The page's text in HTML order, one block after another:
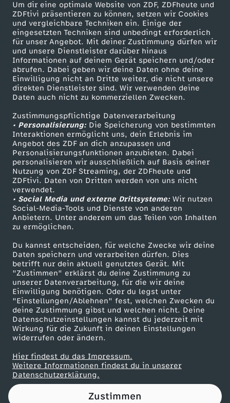
Um dir eine optimale Website von ZDF, ZDFheute und
ZDFtivi präsentieren zu können, setzen wir Cookies
und vergleichbare Techniken ein. Einige der
eingesetzten Techniken sind unbedingt erforderlich
für unser Angebot. Mit deiner Zustimmung dürfen wir
und unsere Dienstleister darüber hinaus
Informationen auf deinem Gerät speichern und/oder
abrufen. Dabei geben wir deine Daten ohne deine
Einwilligung nicht an Dritte weiter, die nicht unsere
direkten Dienstleister sind. Wir verwenden deine
Daten auch nicht zu kommerziellen Zwecken.
Zustimmungspflichtige Datenverarbeitung
• Personalisierung:Die Speicherung von bestimmten
Interaktionen ermöglicht uns, dein Erlebnis im
Angebot des ZDF an dich anzupassen und
Personalisierungsfunktionen anzubieten. Dabei
personalisieren wir ausschließlich auf Basis deiner
Nutzung von ZDF Streaming, der ZDFheute und
ZDFtivi. Daten von Dritten werden von uns nicht
verwendet.
• Social Media und externe Drittsysteme:Wir nutzen
Social-Media-Tools und Dienste von anderen
Anbietern. Unter anderem um das Teilen von Inhalten
zu ermöglichen.
Du kannst entscheiden, für welche Zwecke wir deine
Daten speichern und verarbeiten dürfen. Dies
betrifft nur dein aktuell genutztes Gerät. Mit
"Zustimmen" erklärst du deine Zustimmung zu
unserer Datenverarbeitung, für die wir deine
Einwilligung benötigen. Oder du legst unter
"Einstellungen/Ablehnen" fest, welchen Zwecken du
deine Zustimmung gibst und welchen nicht. Deine
Datenschutzeinstellungen kannst du jederzeit mit
Wirkung für die Zukunft in deinen Einstellungen
widerrufen oder ändern.
Hier findest du das Impressum.
Weitere Informationen findest du in unserer
Datenschutzerklärung.
Zustimmen
g
a
T
o
p
1
1
:
D
i
e
s
e
S
p
i
Mehr ZDF
ZDF-Apps
Smart TV
ZDFtext
Livestreams
Sendungen A-Z
TV-Programm
Service
ZDFmitreden
Kontakt zum ZDF
Tickets
Zuschauerservice
Hilfe
ZDF Unternehmen
Karriere
ZDF goes Schule
Werbefernsehen
Mainzelmännchen
Partner